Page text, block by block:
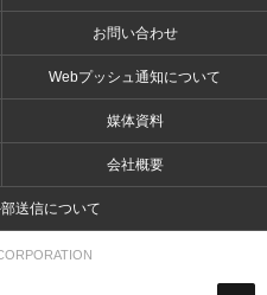
お問い合わせ
Webプッシュ通知について
媒体資料
会社概要
送信について